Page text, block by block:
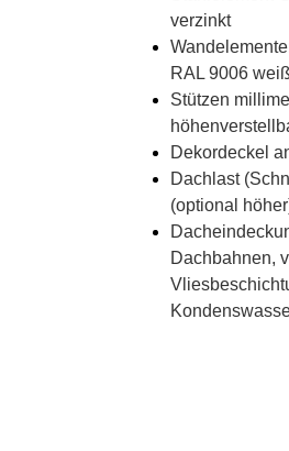
verzinkt
RAL 9006
Stützen
Dekordeckel
Dachlast
(optional
Dachbahnen,